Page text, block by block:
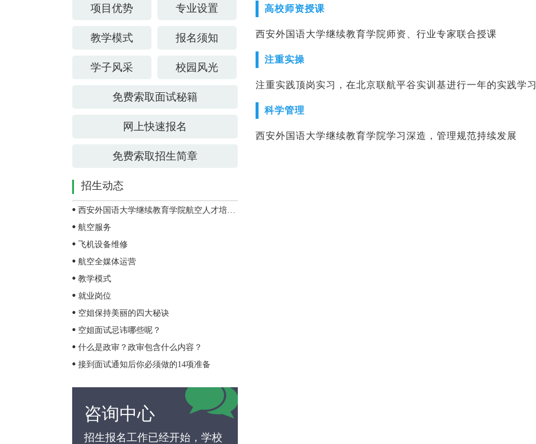
项目优势 专业设置
教学模式 报名须知
学子风采 校园风光
免费索取面试秘籍
网上快速报名
免费索取招生简章
招生动态
西安外国语大学继续教育学院航空人才培养项目
航空服务
飞机设备维修
航空全媒体运营
教学模式
就业岗位
空姐保持美丽的四大秘诀
空姐面试忌讳哪些呢？
什么是政审？政审包含什么内容？
接到面试通知后你必须做的14项准备
咨询中心
招生报名工作已经开始，学校
高校师资授课
西安外国语大学继续教育学院师资、行业专家联合授课
注重实操
注重实践顶岗实习，在北京联航平谷实训基进行一年的实践学习
科学管理
西安外国语大学继续教育学院学习深造，管理规范持续发展